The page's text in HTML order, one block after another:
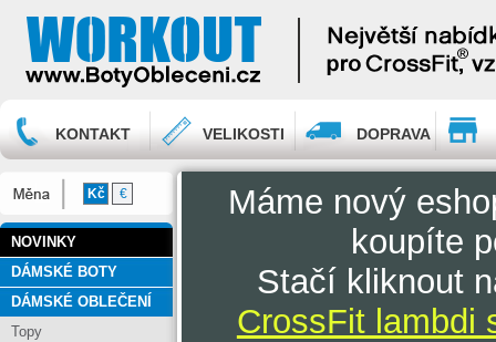
KONTAKT VELIKOSTI DOPRAVA
Kč €
NOVINKY
DÁMSKÉ BOTY
DÁMSKÉ OBLEČENÍ
Topy
Máme nový
koupíte
Stačí kliknout
CrossFit lambdi